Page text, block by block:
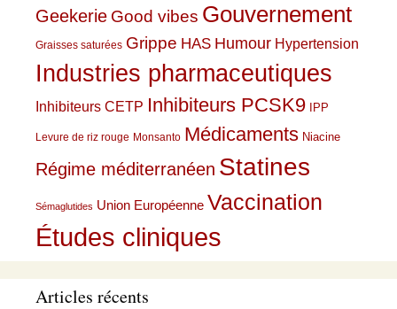
Geekerie Good vibes Gouvernement
Graisses saturées Grippe HAS Humour Hypertension
Industries pharmaceutiques
Inhibiteurs CETP Inhibiteurs PCSK9 IPP
Levure de riz rouge Monsanto Médicaments Niacine
Régime méditerranéen Statines
Sémaglutides Union Européenne Vaccination
Études cliniques
Articles récents